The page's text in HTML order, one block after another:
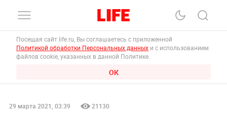
Посещая сайт life.ru, Вы соглашаетесь с приложенной
Политикой обработки Персональных данных и с использованием
файлов cookie, указанных в данной Политике.
ОК
29 марта 2021, 03:39 21130